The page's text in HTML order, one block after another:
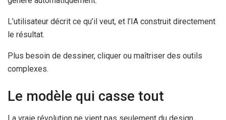
L’utilisateur décrit ce qu’il veut, et l’IA construit directement
le résultat.
Plus besoin de dessiner, cliquer ou maîtriser des outils
complexes.
Le modèle qui casse tout